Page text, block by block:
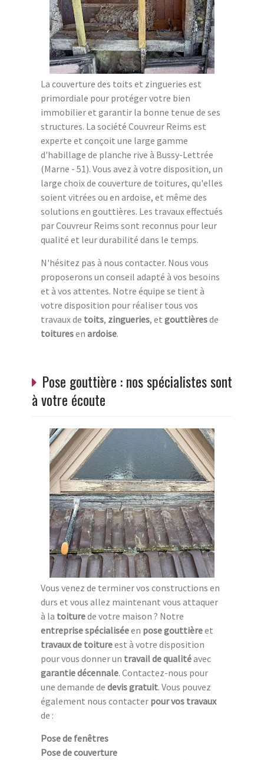
La couverture des toits et zingueries est
primordiale pour protéger votre bien
immobilier et garantir la bonne tenue de ses
structures. La société Couvreur Reims est
experte et conçoit une large gamme
d'habillage de planche rive à Bussy-Lettrée
(Marne - 51). Vous avez à votre disposition, un
large choix de couverture de toitures, qu'elles
soient vitrées ou en ardoise, et même des
solutions en gouttières. Les travaux effectués
par Couvreur Reims sont reconnus pour leur
qualité et leur durabilité dans le temps.
N'hésitez pas à nous contacter. Nous vous
proposerons un conseil adapté à vos besoins
et à vos attentes. Notre équipe se tient à
votre disposition pour réaliser tous vos
travaux de toits, zingueries, et gouttièresde
toituresen ardoise.
Pose gouttière : nos spécialistes sont
à votre écoute
Vous venez de terminer vos constructions en
durs et vous allez maintenant vous attaquer
à la toiturede votre maison ? Notre
entreprise spécialiséeen pose gouttièreet
travaux de toitureest à votre disposition
pour vous donner un travail de qualitéavec
garantie décennale. Contactez-nous pour
une demande de devis gratuit. Vous pouvez
également nous contacter pour vos travaux
de :
Pose de fenêtres
Pose de couverture